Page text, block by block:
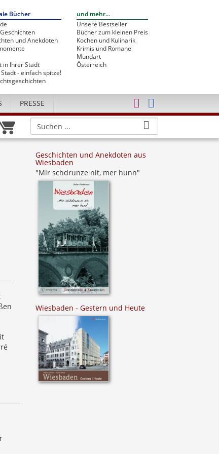
Bücher
und Anekdoten
in Ihrer Stadt
- einfach spitze!
und mehr...
Unsere Bestseller
Bücher zum kleinen Preis
Kochen und Kulinarik
Krimis und Romane
Mundart
Österreich
PRESSE
Geschichten und Anekdoten aus
Wiesbaden
"Mir schdrunze nit, mer hunn"
Wiesbaden - Gestern und Heute